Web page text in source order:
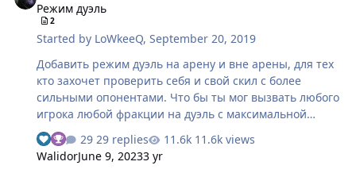
Считаю, что в нормальной развивающийся игре не
должно быть не работающих статов, они ведь
перековываются за адаманты/алхим камни, которые
не легко собрать или купить в магазине за гемы,
которые в свою очередь покупаются за реальные
деньги. …
Режим дуэль
2
Started by LoWkeeQ,September 20, 2019
Добавить режим дуэль на арену и вне арены, для тех
кто захочет проверить себя и свой скил с более
сильными опонентами. Что бы ты мог вызвать любого
игрока любой фракции на дуэль с максимальной
разницей уровня в +2. Дуэль где проходит без
возможности использовать элексиры и стороние
модификаторы типа свитков и усилителей. И по
29 replies
11.6k views
WalidorJune 9, 20233 yr